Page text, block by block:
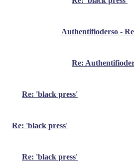
Authentifioderso -
Re:
Re: 'black press'
Re: 'black press'
Re: 'black press'